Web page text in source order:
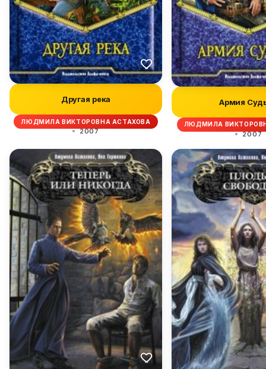
Другая река
ЛЮДМИЛА ВИКТОРОВНА АСТАХОВА
2007
Армия
ЛЮДМИЛА
2007